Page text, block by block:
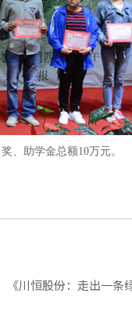
、助学金总额10万元。
《川恒股份：走出一